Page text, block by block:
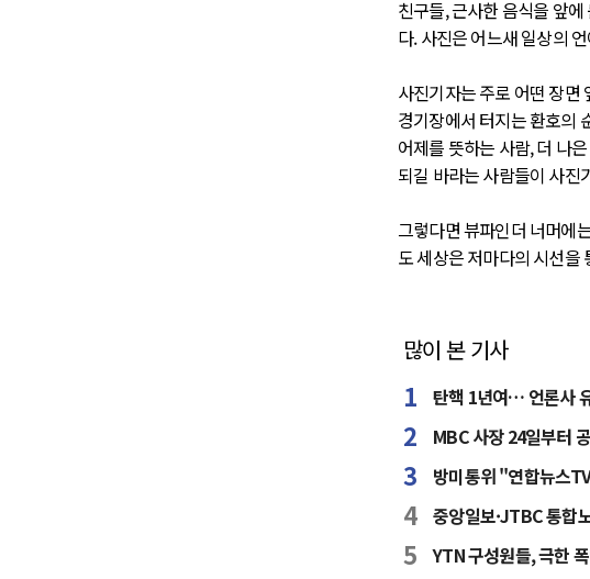
친구들, 근사한 음식을 앞
다. 사진은 어느새 일상의
사진기자는 주로 어떤 장면
경기장에서 터지는 환호의
어제를 뜻하는 사람, 더 나
되길 바라는 사람들이 사진
그렇다면 뷰파인더 너머에
도 세상은 저마다의 시선을
많이 본 기사
탄핵 1년여… 언론사
MBC 사장 24일부터
방미통위 "연합뉴스
중앙일보·JTBC 통합
YTN 구성원들, 극한